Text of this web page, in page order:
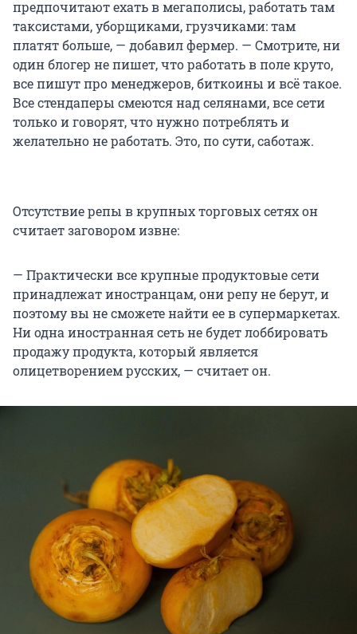
предпочитают ехать в мегаполисы, работать там
таксистами, уборщиками, грузчиками: там
платят больше, — добавил фермер. — Смотрите, ни
один блогер не пишет, что работать в поле круто,
все пишут про менеджеров, биткоины и всё такое.
Все стендаперы смеются над селянами, все сети
только и говорят, что нужно потреблять и
желательно не работать. Это, по сути, саботаж.
Отсутствие репы в крупных торговых сетях он
считает заговором извне:
— Практически все крупные продуктовые сети
принадлежат иностранцам, они репу не берут, и
поэтому вы не сможете найти ее в супермаркетах.
Ни одна иностранная сеть не будет лоббировать
продажу продукта, который является
олицетворением русских, — считает он.